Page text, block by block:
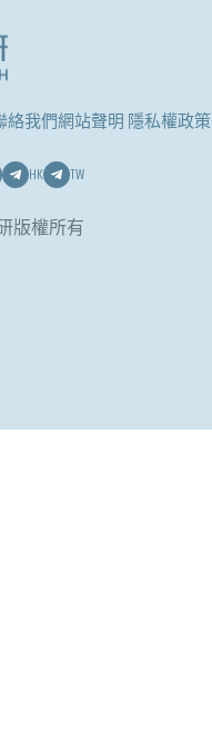
絡我們網站聲明 隱私權政策
HK TW
版權所有